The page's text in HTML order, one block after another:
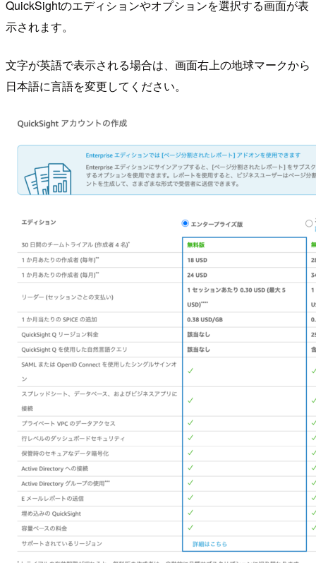
QuickSightのエディションやオプションを選択する画面が表
示されます。
文字が英語で表示される場合は、画面右上の地球マークから
日本語に言語を変更してください。